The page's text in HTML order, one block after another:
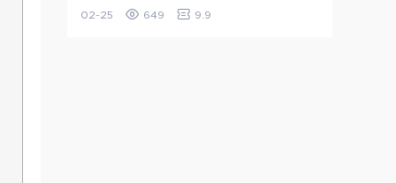
02-25 649 9.9